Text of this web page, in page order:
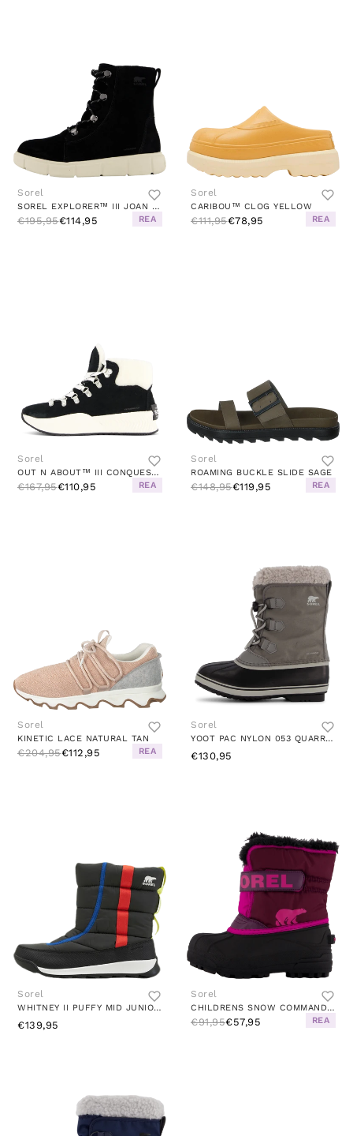
Sorel
SOREL EXPLORER™ III JOAN WP BLACK
€195,95€114,95 REA
Sorel
CARIBOU™ CLOG YELLOW
€111,95€78,95 REA
Sorel
OUT N ABOUT™ III CONQUEST WP BLACK
€167,95€110,95 REA
Sorel
ROAMING BUCKLE SLIDE SAGE
€148,95€119,95 REA
Sorel
KINETIC LACE NATURAL TAN
€204,95€112,95 REA
Sorel
YOOT PAC NYLON 053 QUARRY, DOVE
€130,95
Sorel
WHITNEY II PUFFY MID JUNIOR BLUE/GREY/RED
€139,95
Sorel
CHILDRENS SNOW COMMANDER™ PURPLE
€91,95€57,95 REA